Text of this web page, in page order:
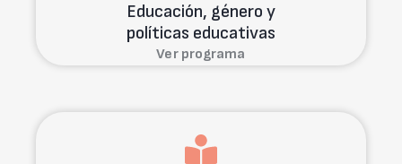
Educación, género y
políticas educativas
Ver programa